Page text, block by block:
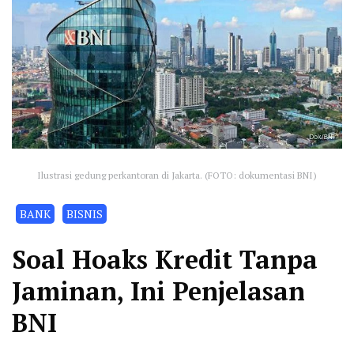
Ilustrasi gedung perkantoran di Jakarta. (FOTO: dokumentasi BNI)
BANK BISNIS
Soal Hoaks Kredit Tanpa
Jaminan, Ini Penjelasan
BNI